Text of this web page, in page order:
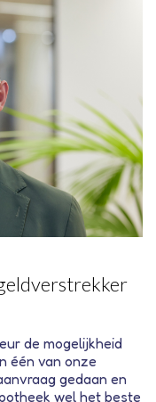
de mogelijkheid
één van onze
gedaan en
wel het beste